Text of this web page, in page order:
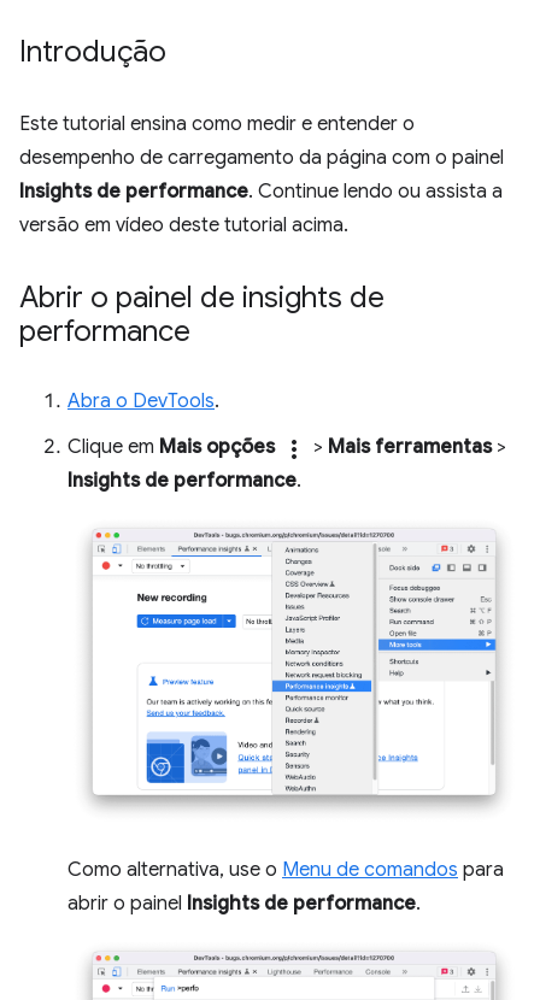
Introdução
Este tutorial ensina como medir e entender o
desempenho de carregamento da página com o painel
Insights de performance. Continue lendo ou assista a
versão em vídeo deste tutorial acima.
Abrir o painel de insights de
performance
Abra o DevTools.
Clique em Mais opções more_vert > Mais ferramentas>
Insights de performance.
Como alternativa, use o Menu de comandos para
abrir o painel Insights de performance.